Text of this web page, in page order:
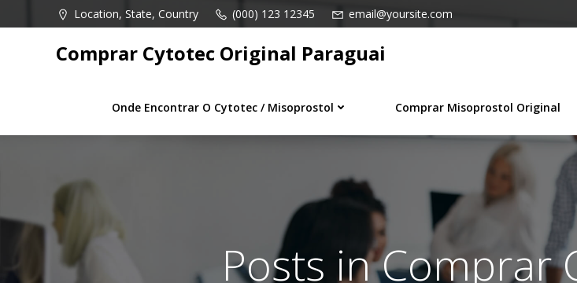
para
Location, State, Country (000) 123 12345 email@yoursite.com
Comprar Cytotec Original Paraguai
Onde Encontrar O Cytotec / Misoprostol Comprar Misoprostol Original
Posts in Comprar